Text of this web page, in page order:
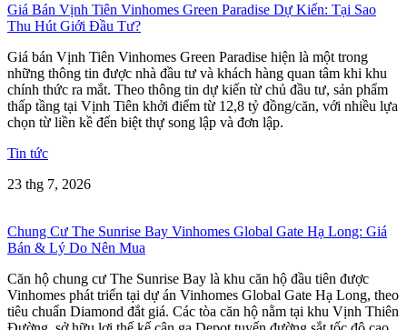
Giá Bán Vịnh Tiên Vinhomes Green Paradise Dự Kiến: Tại Sao
Thu Hút Giới Đầu Tư?
Giá bán Vịnh Tiên Vinhomes Green Paradise hiện là một trong
những thông tin được nhà đầu tư và khách hàng quan tâm khi khu
chính thức ra mắt. Theo thông tin dự kiến từ chủ đầu tư, sản phẩm
thấp tầng tại Vịnh Tiên khởi điểm từ 12,8 tỷ đồng/căn, với nhiều lựa
chọn từ liền kề đến biệt thự song lập và đơn lập.
Tin tức
23 thg 7, 2026
Chung Cư The Sunrise Bay Vinhomes Global Gate Hạ Long: Giá
Bán & Lý Do Nên Mua
Căn hộ chung cư The Sunrise Bay là khu căn hộ đầu tiên được
Vinhomes phát triển tại dự án Vinhomes Global Gate Hạ Long, theo
tiêu chuẩn Diamond đắt giá. Các tòa căn hộ nằm tại khu Vịnh Thiên